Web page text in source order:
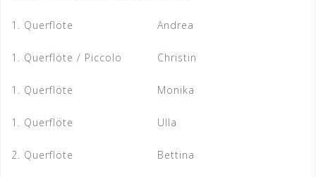
1. Querflöte
1. Querflöte / Piccolo
1. Querflöte
1. Querflöte
2. Querflöte
Andrea
Christin
Monika
Ulla
Bettina